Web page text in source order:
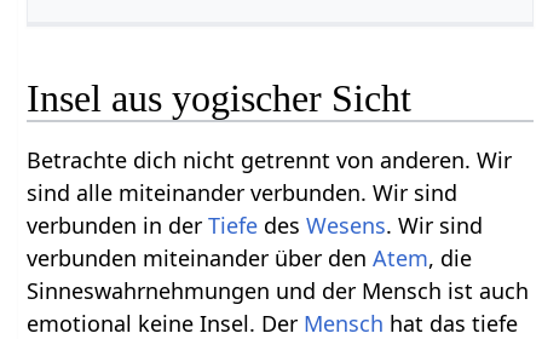
Insel aus yogischer Sicht
Betrachte dich nicht getrennt von anderen. Wir
sind alle miteinander verbunden. Wir sind
verbunden in derTiefe desWesens. Wir sind
verbunden miteinander über denAtem, die
Sinneswahrnehmungen und der Mensch ist auch
emotional keine Insel. Der Mensch hat das tiefe